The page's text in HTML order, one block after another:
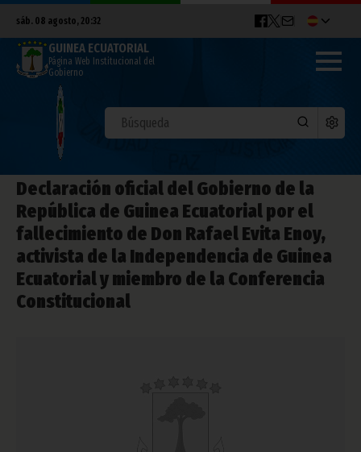
sáb. 08 agosto, 20:32
GUINEA ECUATORIAL
Página Web Institucional del
Gobierno
Declaración oficial del Gobierno de la
República de Guinea Ecuatorial por el
fallecimiento de Don Rafael Evita Enoy,
activista de la Independencia de Guinea
Ecuatorial y miembro de la Conferencia
Constitucional